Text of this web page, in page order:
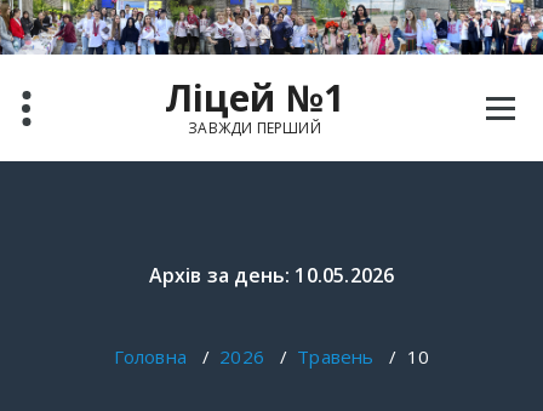
Перейти
до
вмісту
Ліцей №1
ЗАВЖДИ ПЕРШИЙ
Архів за день: 10.05.2026
Головна / 2026 / Травень / 10